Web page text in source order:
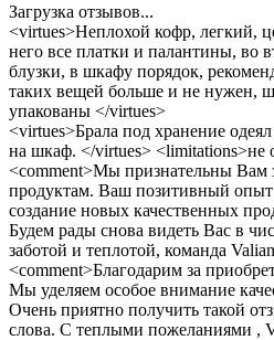
Загрузка отзывов...
<virtues>Неплохой кофр, легкий,
него все платки и палантины, во
блузки, в шкафу порядок,
таких вещей больше и не нужен,
упакованы </virtues>
<virtues>Брала под хранение
на шкаф. </virtues> <limitations>не
<comment>Мы признательны Вам
продуктам. Ваш позитивный опыт
создание новых качественных
Будем рады снова видеть Вас в
заботой и теплотой, команда
<comment>Благодарим за
Мы уделяем особое внимание
Очень приятно получить такой
слова. С теплыми пожеланиями ,